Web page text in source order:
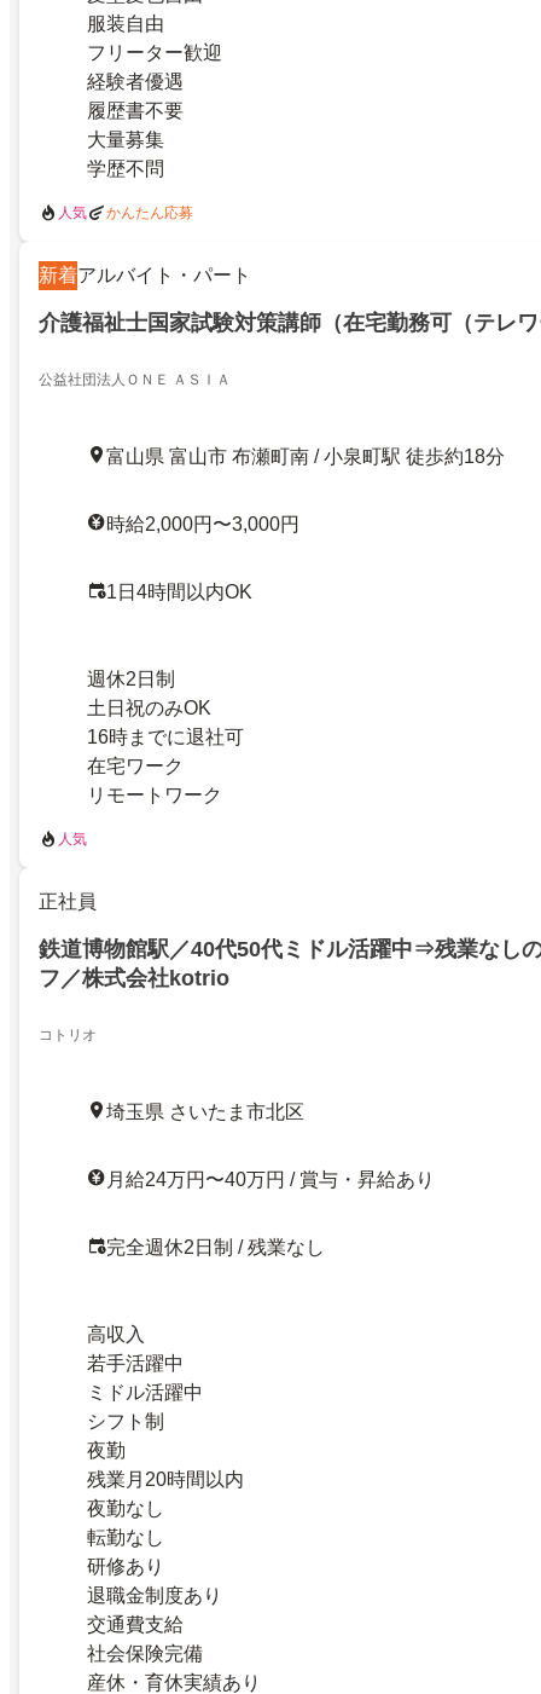
服装自由
フリーター歓迎
経験者優遇
履歴書不要
大量募集
学歴不問
人気 かんたん応募
新着アルバイト・パート
介護福祉士国家試験対策講師（在宅勤務可（テレ
公益社団法人ＯＮＥ ＡＳＩＡ
富山県 富山市 布瀬町南 / 小泉町駅 徒歩約18分
時給2,000円〜3,000円
1日4時間以内OK
週休2日制
土日祝のみOK
16時までに退社可
在宅ワーク
リモートワーク
人気
正社員
鉄道博物館駅／40代50代ミドル活躍中⇒残業なし
フ／株式会社kotrio
コトリオ
埼玉県 さいたま市北区
月給24万円〜40万円 / 賞与・昇給あり
完全週休2日制 / 残業なし
高収入
若手活躍中
ミドル活躍中
シフト制
夜勤
残業月20時間以内
夜勤なし
転勤なし
研修あり
退職金制度あり
交通費支給
社会保険完備
産休・育休実績あり